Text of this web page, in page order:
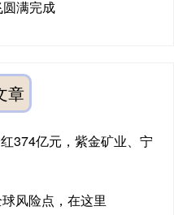
满完成
章
374亿元，紫金矿业、宁
风险点，在这里